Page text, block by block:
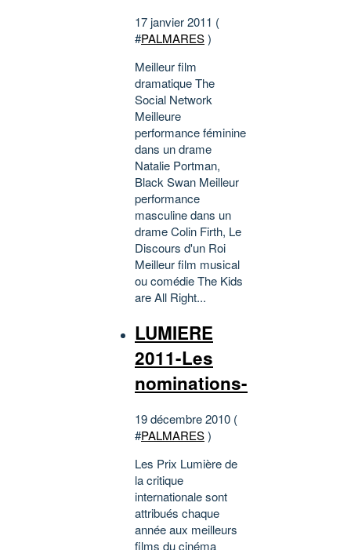
17 janvier 2011 (
#PALMARES)
Meilleur film
dramatique The
Social Network
Meilleure
performance féminine
dans un drame
Natalie Portman,
Black Swan Meilleur
performance
masculine dans un
drame Colin Firth, Le
Discours d'un Roi
Meilleur film musical
ou comédie The Kids
are All Right...
LUMIERE
2011-Les
nominations-
19 décembre 2010 (
#PALMARES)
Les Prix Lumière de
la critique
internationale sont
attribués chaque
année aux meilleurs
films du cinéma